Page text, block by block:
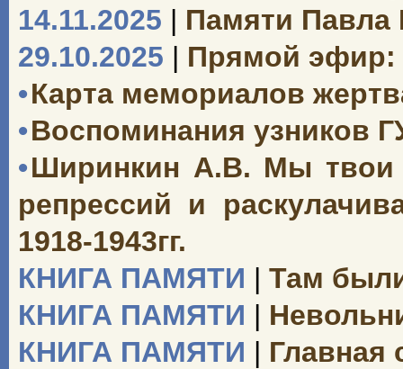
14.11.2025 | Памяти Павла
29.10.2025 | Прямой эфир:
•Карта мемориалов
•Воспоминания узников
•Ширинкин А.В. Мы твои
репрессий и
1918-1943гг.
КНИГА ПАМЯТИ | Там
КНИГА ПАМЯТИ |
КНИГА ПАМЯТИ | Главная